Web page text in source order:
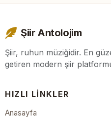
Şiir Antolojim
Şiir, ruhun müziğidir. En
getiren modern şiir
HIZLI LINKLER
Anasayfa